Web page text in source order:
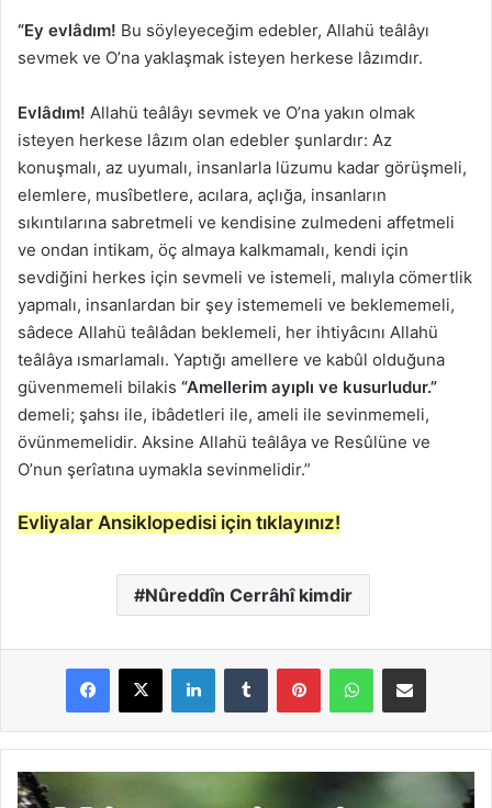
“Ey evlâdım! Bu söyleyeceğim edebler, Allahü teâlâyı
sevmek ve O’na yaklaşmak isteyen herkese lâzımdır.
Evlâdım! Allahü teâlâyı sevmek ve O’na yakın olmak
isteyen herkese lâzım olan edebler şunlardır: Az
konuşmalı, az uyumalı, insanlarla lüzumu kadar görüşmeli,
elemlere, musîbetlere, acılara, açlığa, insanların
sıkıntılarına sabretmeli ve kendisine zulmedeni affetmeli
ve ondan intikam, öç almaya kalkmamalı, kendi için
sevdiğini herkes için sevmeli ve istemeli, malıyla cömertlik
yapmalı, insanlardan bir şey istememeli ve beklememeli,
sâdece Allahü teâlâdan beklemeli, her ihtiyâcını Allahü
teâlâya ısmarlamalı. Yaptığı amellere ve kabûl olduğuna
güvenmemeli bilakis “Amellerim ayıplı ve kusurludur.”
demeli; şahsı ile, ibâdetleri ile, ameli ile sevinmemeli,
övünmemelidir. Aksine Allahü teâlâya ve Resûlüne ve
O’nun şerîatına uymakla sevinmelidir.”
Evliyalar Ansiklopedisi için tıklayınız!
Nûreddîn Cerrâhî kimdir
N